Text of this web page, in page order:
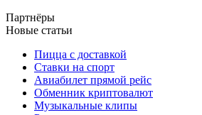
Партнёры
Новые статьи
Пицца с доставкой
Ставки на спорт
Авиабилет прямой рейс
Обменник криптовалют
Музыкальные клипы